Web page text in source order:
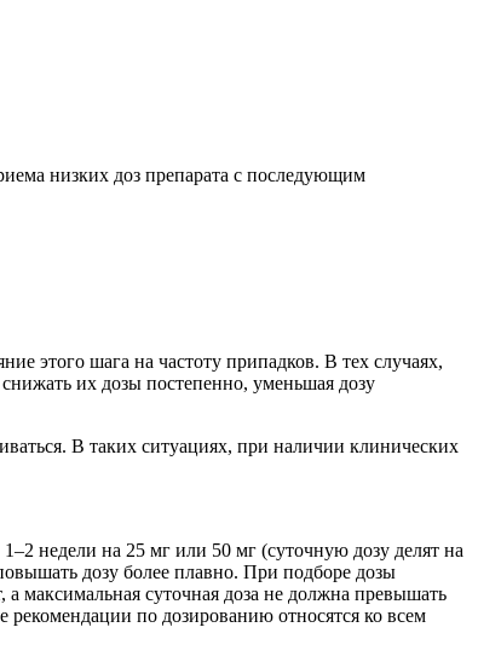
низких доз препарата с последующим
этого шага на частоту припадков. В тех случаях,
их дозы постепенно, уменьшая дозу
В таких ситуациях, при наличии клинических
недели на 25 мг или 50 мг (суточную дозу делят на
дозу более плавно. При подборе дозы
максимальная суточная доза не должна превышать
по дозированию относятся ко всем